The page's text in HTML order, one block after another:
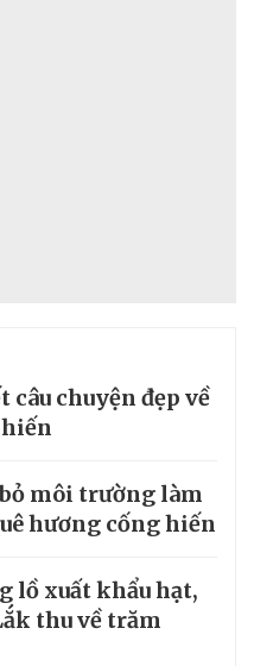
câu chuyện đẹp về
môi trường làm
hương cống hiến
lồ xuất khẩu hạt,
thu về trăm